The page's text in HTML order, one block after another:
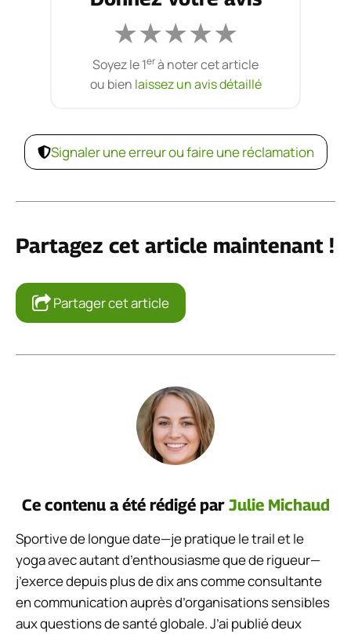
★★★★★
Soyez le 1erà noter cet article
ou bien laissez un avis détaillé
Signaler une erreur ou faire une réclamation
Partagez cet article maintenant !
Partager cet article
Ce contenu a été rédigé par Julie Michaud
Sportive de longue date—je pratique le trail et le
yoga avec autant d’enthousiasme que de rigueur—
j’exerce depuis plus de dix ans comme consultante
en communication auprès d’organisations sensibles
aux questions de santé globale. J’ai publié deux